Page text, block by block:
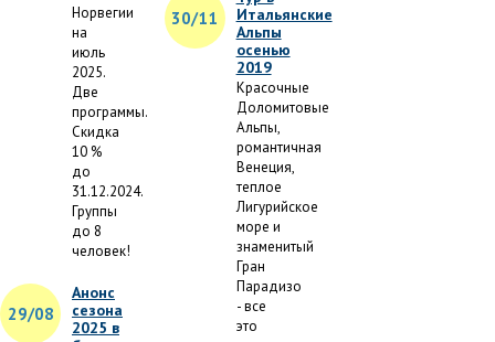
Норвегии
на
июль
2025.
Две
программы.
Скидка
10 %
до
31.12.2024.
Группы
до 8
человек!
29/08
Анонс
сезона
2025 в
30/11
Итальянские
Альпы
осенью
2019
Красочные
Доломитовые
Альпы,
романтичная
Венеция,
теплое
Лигурийское
море и
знаменитый
Гран
Парадизо
- все
это